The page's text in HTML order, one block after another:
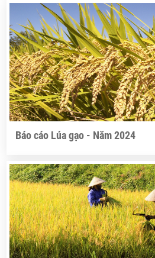
Báo cáo Lúa gạo - Năm 2024